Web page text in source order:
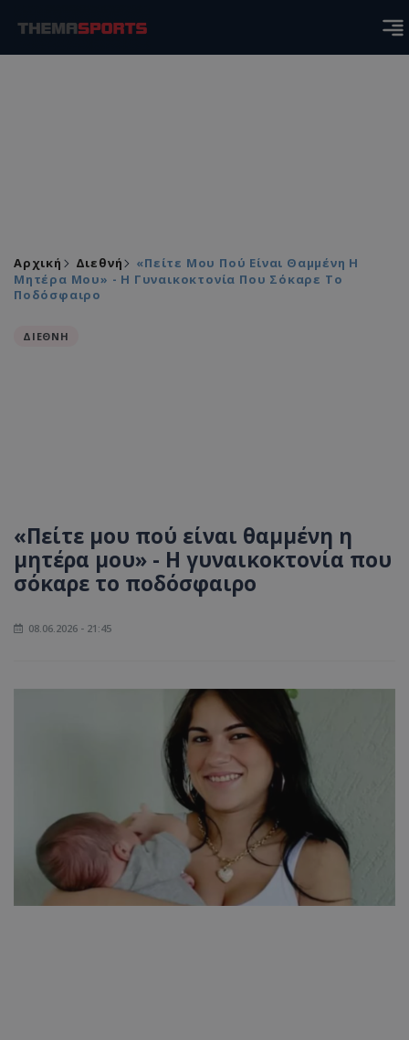
Αρχική Διεθνή
«Πείτε Μου Πού Είναι Θαμμένη Η
Μητέρα Μου» - Η Γυναικοκτονία Που Σόκαρε Το
Ποδόσφαιρο
ΔΙΕΘΝΗ
«Πείτε μου πού είναι θαμμένη η
μητέρα μου» - Η γυναικοκτονία που
σόκαρε το ποδόσφαιρο
08.06.2026 - 21:45